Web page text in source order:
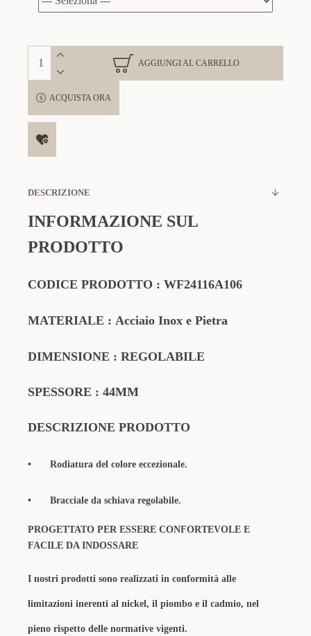
AGGIUNGI AL CARRELLO
ACQUISTA ORA
DESCRIZIONE
INFORMAZIONE SUL
PRODOTTO
CODICE PRODOTTO : WF24116A106
MATERIALE : Acciaio Inox e Pietra
DIMENSIONE : REGOLABILE
SPESSORE : 44MM
DESCRIZIONE PRODOTTO
• Rodiatura del colore eccezionale.
• Bracciale da schiava regolabile.
PROGETTATO PER ESSERE CONFORTEVOLE E
FACILE DA INDOSSARE
I nostri prodotti sono realizzati in conformità alle
limitazioni inerenti al nickel, il piombo e il cadmio, nel
pieno rispetto delle normative vigenti.